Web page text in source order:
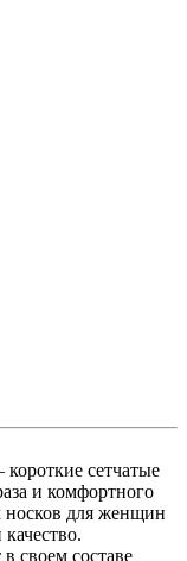
сетчатые
и комфортного
носков для женщин
своем составе